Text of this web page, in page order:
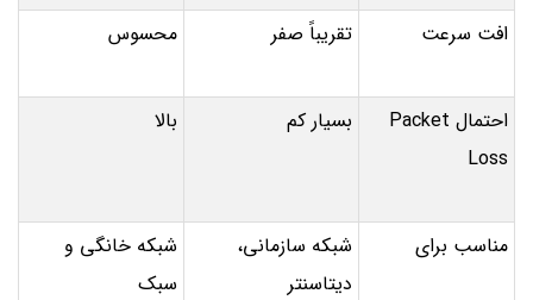
افت سرعت تقریباً صفر محسوس
احتمال Packet
Loss
بسیار کم بالا
مناسب برای
شبکه سازمانی،
دیتاسنتر
شبکه خانگی و
سبک